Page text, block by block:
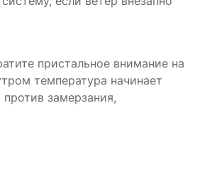
пристальное внимание на
температура начинает
замерзания,